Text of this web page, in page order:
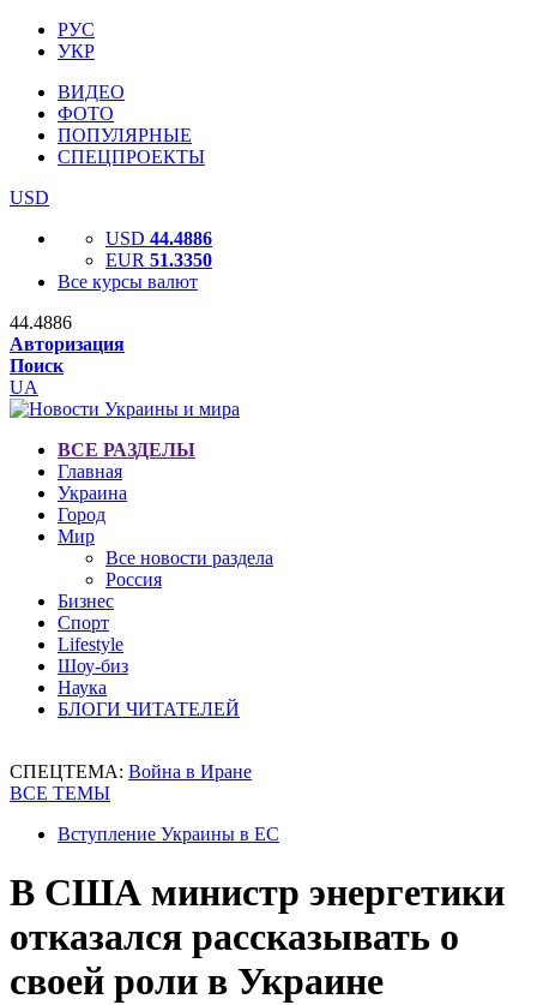
РУС
УКР
ВИДЕО
ФОТО
ПОПУЛЯРНЫЕ
СПЕЦПРОЕКТЫ
USD
USD 44.4886
EUR 51.3350
Все курсы валют
44.4886
Авторизация
Поиск
UA
ВСЕ РАЗДЕЛЫ
Главная
Украина
Город
Мир
Все новости раздела
Россия
Бизнес
Спорт
Lifestyle
Шоу-биз
Наука
БЛОГИ ЧИТАТЕЛЕЙ
СПЕЦТЕМА: Война в Иране
ВСЕ ТЕМЫ
Вступление Украины в ЕС
В США министр энергетики
отказался рассказывать о
своей роли в Украине